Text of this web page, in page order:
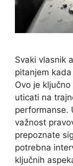
Svaki vlasnik
pitanjem
Ovo je
uticati na
performanse.
važnost
prepoznate
potrebna
ključnih